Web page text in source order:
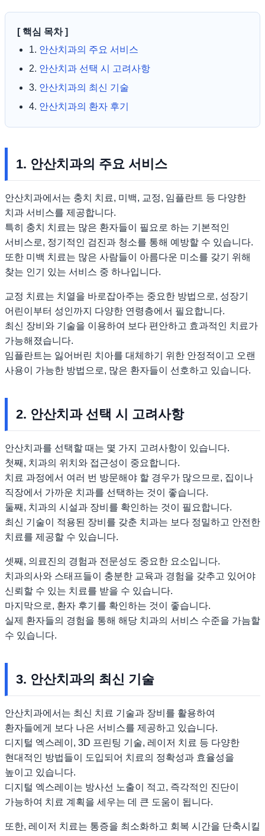
[ 핵심 목차 ]
1. 안산치과의 주요 서비스
2. 안산치과 선택 시 고려사항
3. 안산치과의 최신 기술
4. 안산치과의 환자 후기
1. 안산치과의 주요 서비스
안산치과에서는 충치 치료, 미백, 교정, 임플란트 등 다양한
치과 서비스를 제공합니다.
특히 충치 치료는 많은 환자들이 필요로 하는 기본적인
서비스로, 정기적인 검진과 청소를 통해 예방할 수 있습니다.
또한 미백 치료는 많은 사람들이 아름다운 미소를 갖기 위해
찾는 인기 있는 서비스 중 하나입니다.
교정 치료는 치열을 바로잡아주는 중요한 방법으로, 성장기
어린이부터 성인까지 다양한 연령층에서 필요합니다.
최신 장비와 기술을 이용하여 보다 편안하고 효과적인 치료가
가능해졌습니다.
임플란트는 잃어버린 치아를 대체하기 위한 안정적이고 오랜
사용이 가능한 방법으로, 많은 환자들이 선호하고 있습니다.
2. 안산치과 선택 시 고려사항
안산치과를 선택할 때는 몇 가지 고려사항이 있습니다.
첫째, 치과의 위치와 접근성이 중요합니다.
치료 과정에서 여러 번 방문해야 할 경우가 많으므로, 집이나
직장에서 가까운 치과를 선택하는 것이 좋습니다.
둘째, 치과의 시설과 장비를 확인하는 것이 필요합니다.
최신 기술이 적용된 장비를 갖춘 치과는 보다 정밀하고 안전한
치료를 제공할 수 있습니다.
셋째, 의료진의 경험과 전문성도 중요한 요소입니다.
치과의사와 스태프들이 충분한 교육과 경험을 갖추고 있어야
신뢰할 수 있는 치료를 받을 수 있습니다.
마지막으로, 환자 후기를 확인하는 것이 좋습니다.
실제 환자들의 경험을 통해 해당 치과의 서비스 수준을 가늠할
수 있습니다.
3. 안산치과의 최신 기술
안산치과에서는 최신 치료 기술과 장비를 활용하여
환자들에게 보다 나은 서비스를 제공하고 있습니다.
디지털 엑스레이, 3D 프린팅 기술, 레이저 치료 등 다양한
현대적인 방법들이 도입되어 치료의 정확성과 효율성을
높이고 있습니다.
디지털 엑스레이는 방사선 노출이 적고, 즉각적인 진단이
가능하여 치료 계획을 세우는 데 큰 도움이 됩니다.
또한, 레이저 치료는 통증을 최소화하고 회복 시간을 단축시킬